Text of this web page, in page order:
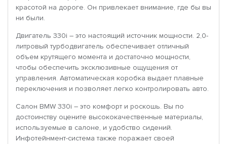
красотой на дороге. Он привлекает внимание, где бы вы
ни были.
Двигатель 330i – это настоящий источник мощности. 2,0-
литровый турбодвигатель обеспечивает отличный
объем крутящего момента и достаточно мощности,
чтобы обеспечить эксклюзивные ощущения от
управления. Автоматическая коробка выдает плавные
переключения и позволяет легко контролировать авто.
Салон BMW 330i – это комфорт и роскошь. Вы по
достоинству оцените высококачественные материалы,
используемые в салоне, и удобство сидений.
Инфотейнмент-система также поражает своей